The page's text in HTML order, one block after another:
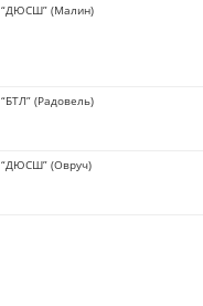
“ДЮСШ” (Малин)
“БТЛ” (Радовель)
“ДЮСШ” (Овруч)